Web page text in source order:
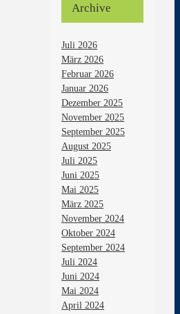
Archive
Juli 2026
März 2026
Februar 2026
Januar 2026
Dezember 2025
November 2025
September 2025
August 2025
Juli 2025
Juni 2025
Mai 2025
März 2025
November 2024
Oktober 2024
September 2024
Juli 2024
Juni 2024
Mai 2024
April 2024